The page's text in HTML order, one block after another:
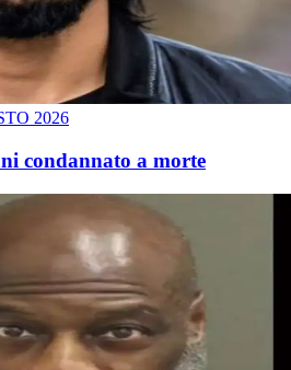
2026
condannato a morte